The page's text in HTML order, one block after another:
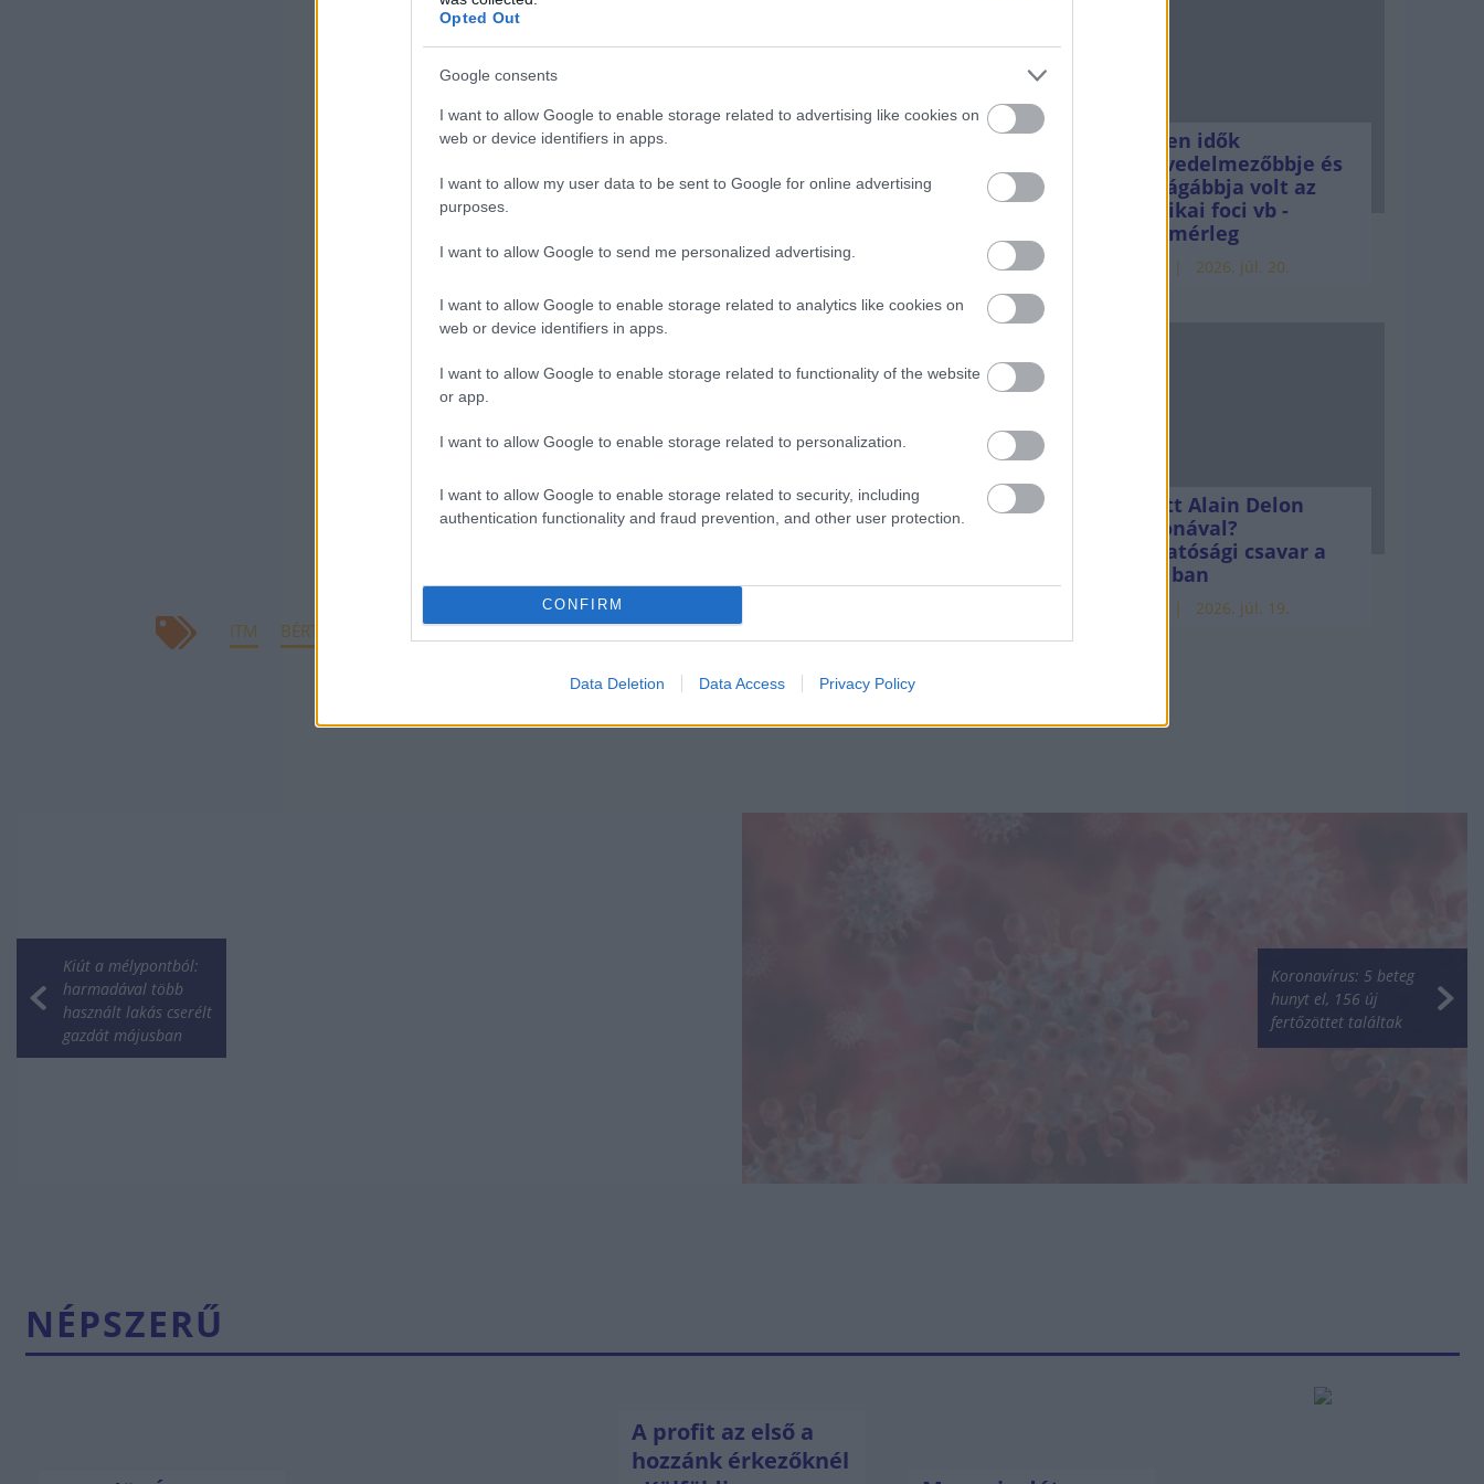
Opted Out
Google consents
I want to allow Google to enable storage related to advertising like cookies on
web or device identifiers in apps.
I want to allow my user data to be sent to Google for online advertising
purposes.
I want to allow Google to send me personalized advertising.
I want to allow Google to enable storage related to analytics like cookies on
web or device identifiers in apps.
I want to allow Google to enable storage related to functionality of the website
or app.
I want to allow Google to enable storage related to personalization.
I want to allow Google to enable storage related to security, including
authentication functionality and fraud prevention, and other user protection.
CONFIRM
Data Deletion Data Access Privacy Policy
Már tavalyelőtt teljesítettük azt a 2020-ra előirányzott
stratégiai célt, hogy a hazai kutatók létszámát a
2013-as 38 ezerről 56 ezerre növeljük. A Központi
Statisztikai Hivatal (KSH) évösszegző jelentése szerint
2019-ben több mint 58 ezer kutató dolgozott
Magyarországon. A KFI bértámogatás érdemi
hasznosan alapozza meg a gazdaság sikeres
infokommunikáció és a tudományos-műszaki
tevékenységek nemzetgazdasági szektorokban nőtt a
jövőorientált, tudásalapú iparágak tehát jócskán
kiveszik a részüket a foglalkoztatás bővítéséből is.
ITM BÉRTÁMOGATÁS
Minden idők
legjövedelmezőbbje és
legdrágábbja volt az
amerikai foci vb -
gyorsmérleg
2026. júl. 20.
Mi lett Alain Delon
vagyonával?
Adóhatósági csavar a
sztoriban
2026. júl. 19.
Kiút a mélypontból:
harmadával több
használt lakás cserélt
gazdát májusban
Koronavírus: 5 beteg
hunyt el, 156 új
fertőzöttet találtak
NÉPSZERŰ
A profit az első a
hozzánk érkezőknél